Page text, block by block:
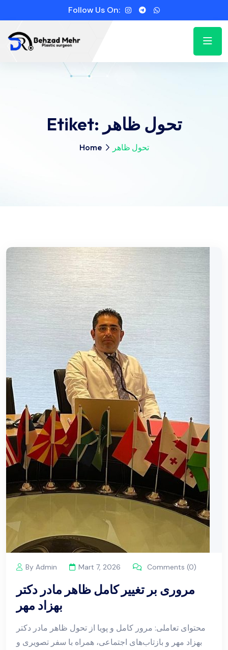
Follow Us On:
Etiket: تحول ظاهر
Home تحول ظاهر
By Admin Mart 7, 2026 Comments (0)
مروری بر تغییر کامل ظاهر مادر دکتر
بهزاد مهر
محتوای تعاملی: مرور کامل و پویا از تحول ظاهر مادر دکتر
بهزاد مهر و بازتاب‌های اجتماعی، همراه با سفر تصویری و